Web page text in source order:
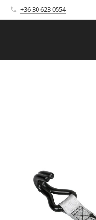
+36 30 623 0554